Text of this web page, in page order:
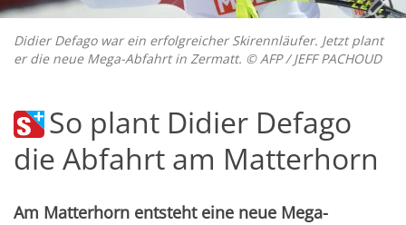
Didier Defago war ein erfolgreicher Skirennläufer. Jetzt plant
er die neue Mega-Abfahrt in Zermatt. © AFP / JEFF PACHOUD
So plant Didier Defago
die Abfahrt am Matterhorn
Am Matterhorn entsteht eine neue Mega-